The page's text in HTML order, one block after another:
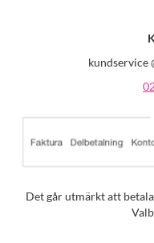
kundservice
Det går utmärkt att